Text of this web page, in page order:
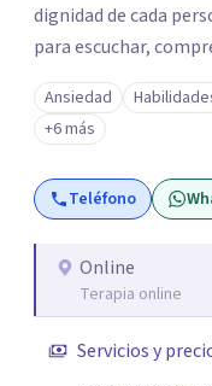
dignidad de cada
para escuchar,
emocionales a tu
importancia de
fortalezcan el
vida. Será un gusto acompañarte en este proceso. Quedo
atento para resolver
Ansiedad
+6 más
Teléfono
Online
Terapia online
Servicios y